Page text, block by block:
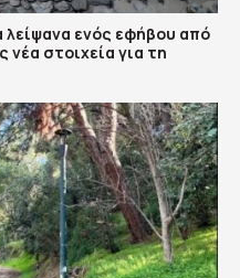
ενός εφήβου από
στοιχεία για τη